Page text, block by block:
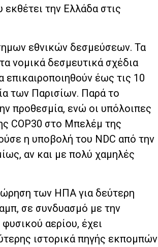
την Ελλάδα στις
εθνικών δεσμεύσεων. Τα
νομικά δεσμευτικά σχέδια
έως τις 10
των Παρισίων. Παρά το
προθεσμία, ενώ οι υπόλοιπες
COP30 στο Μπελέμ της
η υποβολή του NDC από την
αν και με πολύ χαμηλές
των ΗΠΑ για δεύτερη
σε συνδυασμό με την
αερίου, έχει
ιστορικά πηγής εκπομπών